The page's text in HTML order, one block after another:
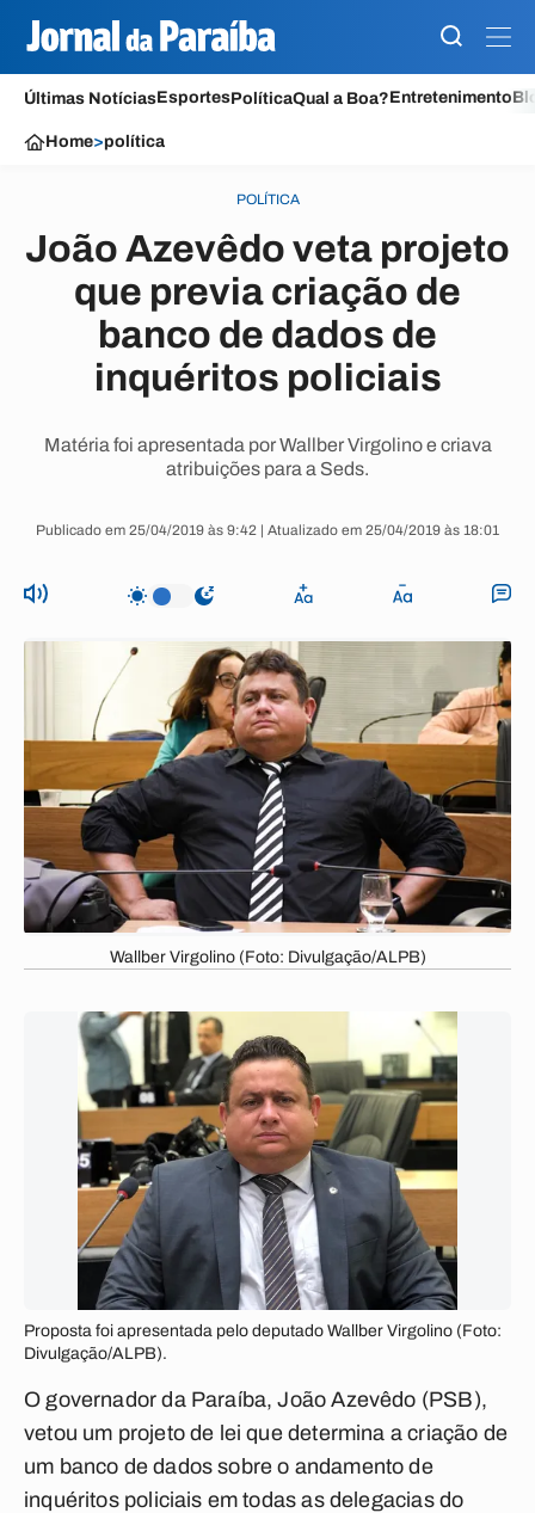
Últimas NotíciasEsportesPolíticaQual a Boa?Entretenimento
Home>política
POLÍTICA
João Azevêdo veta projeto
que previa criação de
banco de dados de
inquéritos policiais
Matéria foi apresentada por Wallber Virgolino e criava
atribuições para a Seds.
Publicado em 25/04/2019 às 9:42 | Atualizado em 25/04/2019 às 18:01
Wallber Virgolino (Foto: Divulgação/ALPB)
Proposta foi apresentada pelo deputado Wallber Virgolino (Foto:
Divulgação/ALPB).
O governador da Paraíba, João Azevêdo (PSB),
vetou um projeto de lei que determina a criação de
um banco de dados sobre o andamento de
inquéritos policiais em todas as delegacias do